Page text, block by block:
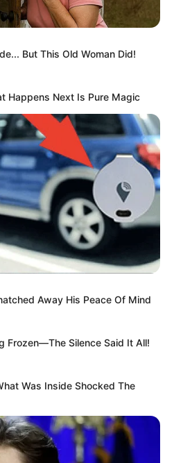
But This Old Woman Did!
Happens Next Is Pure Magic
Away His Peace Of Mind
Frozen—The Silence Said It All!
Was Inside Shocked The